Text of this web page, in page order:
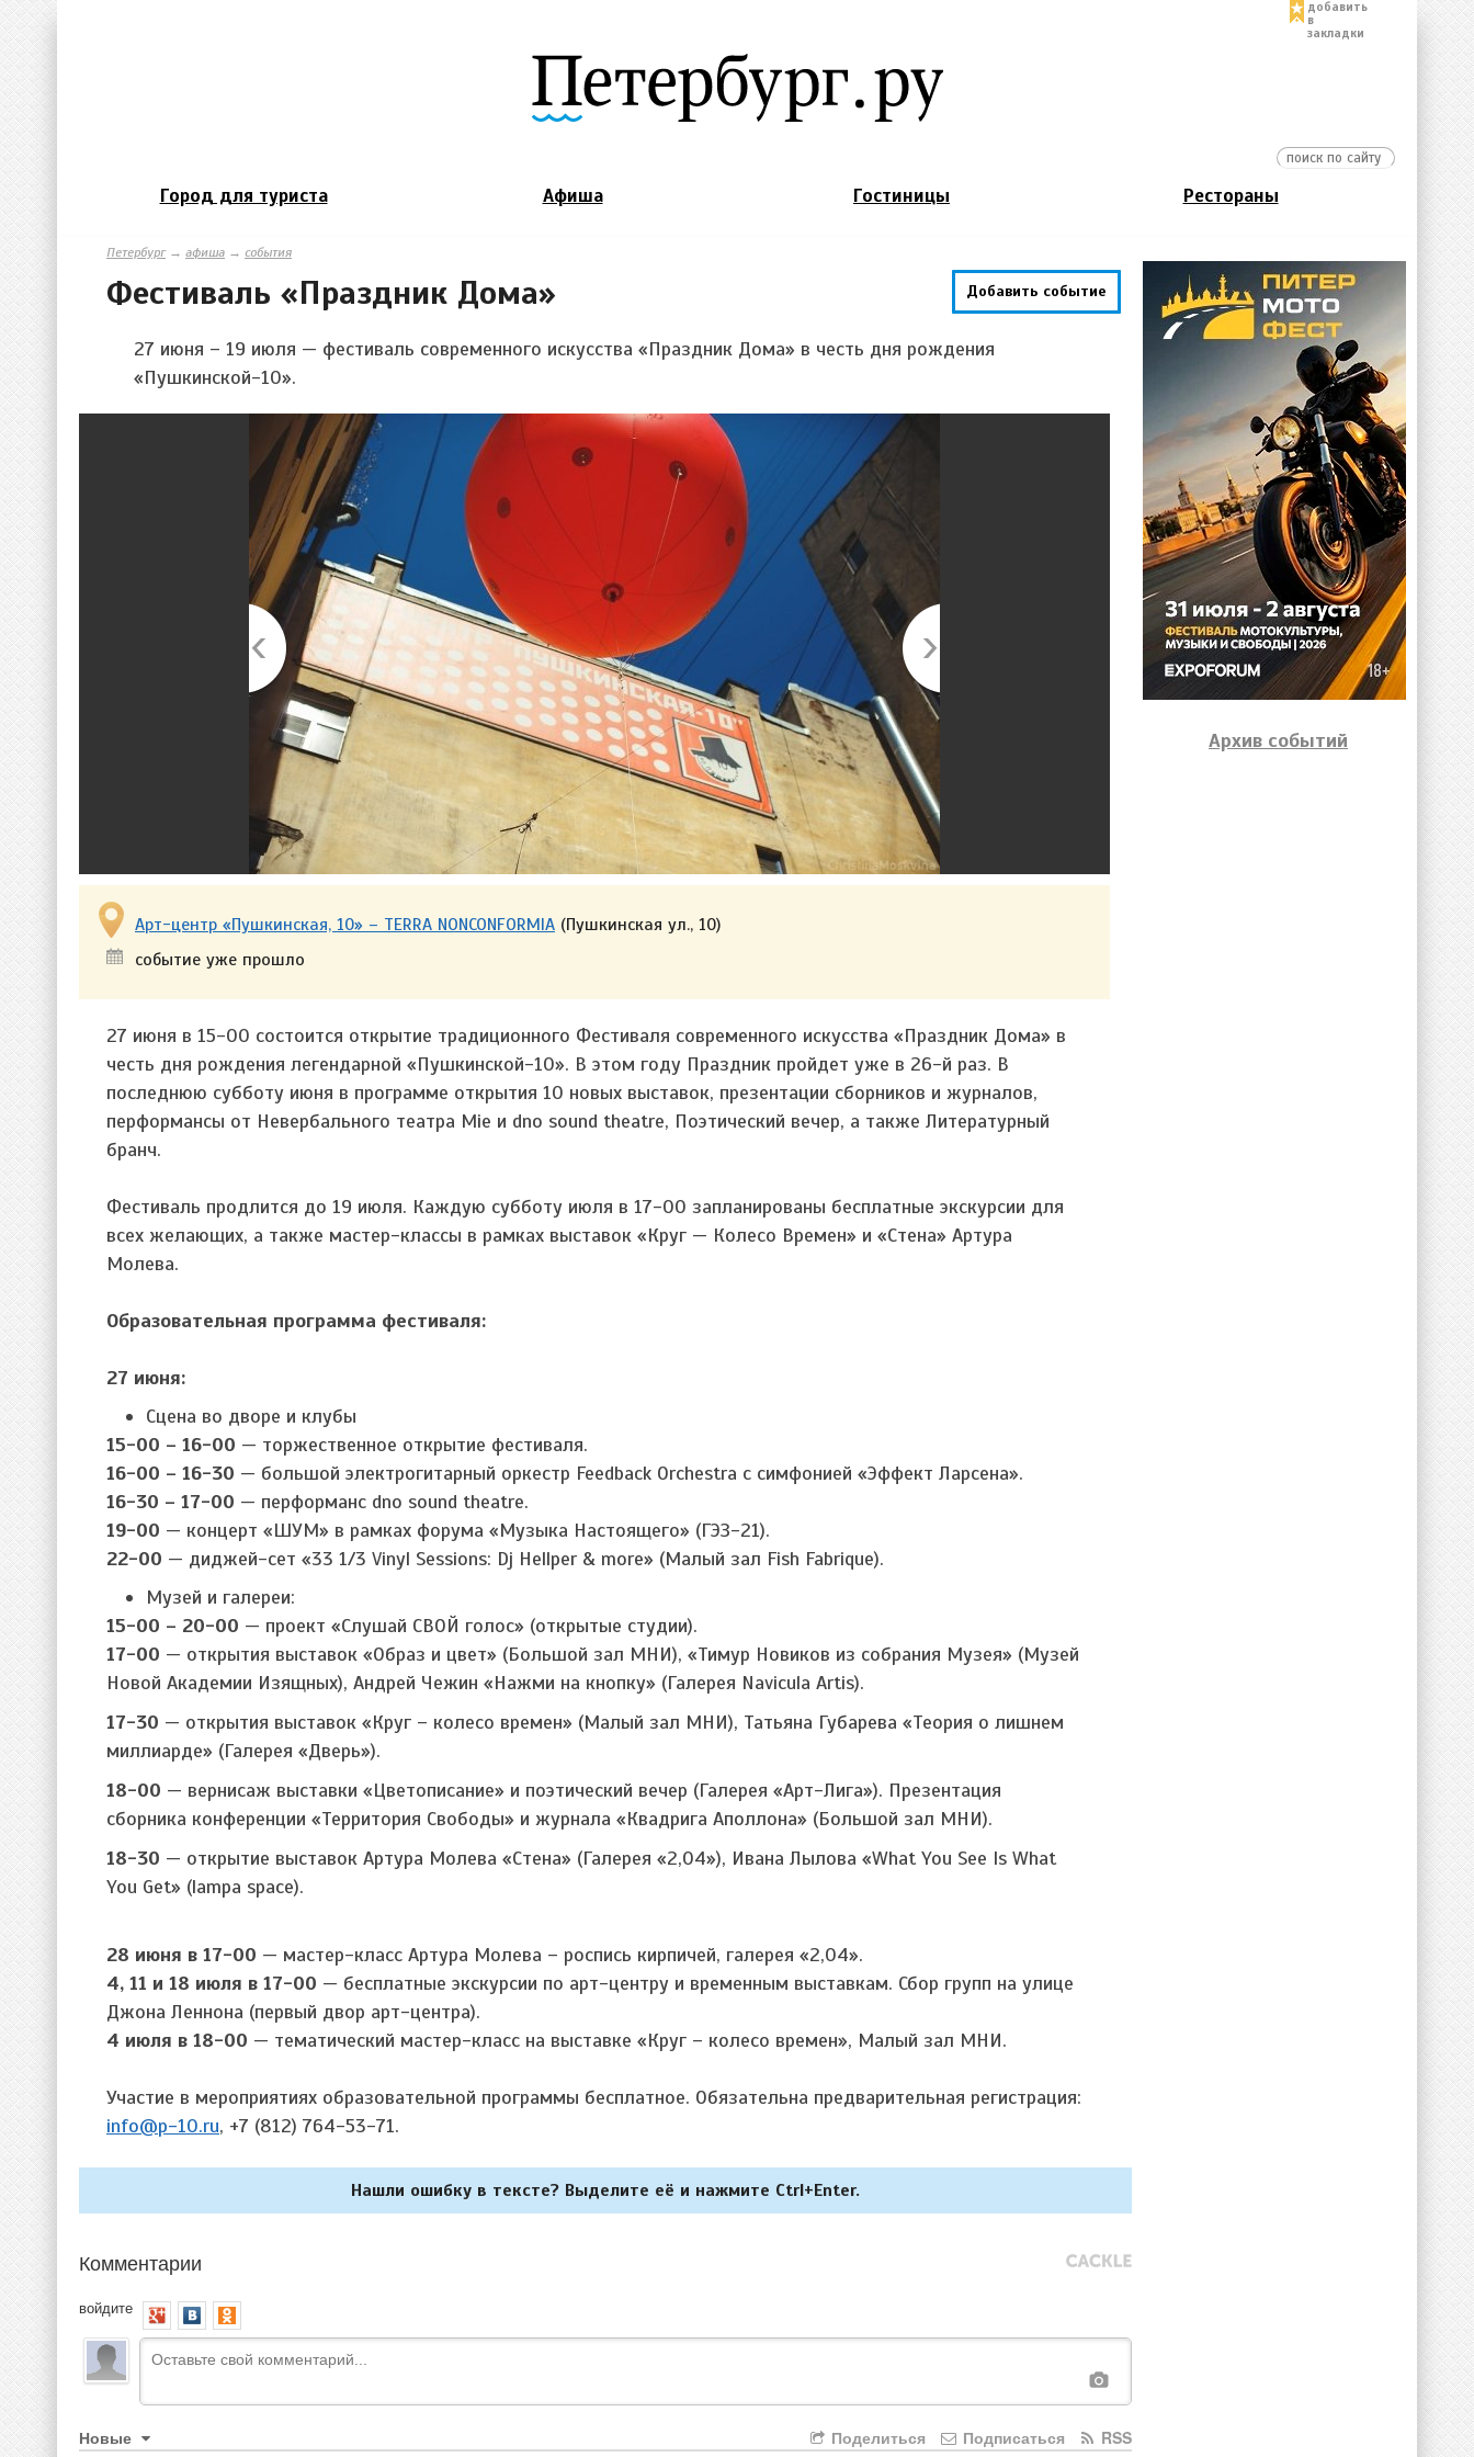
добавить
в
закладки
Город для туриста Афиша Гостиницы Рестораны
Петербург→ афиша → события
Добавить событие
Фестиваль «Праздник Дома»
27 июня – 19 июля — фестиваль современного искусства «Праздник Дома» в честь дня рождения
«Пушкинской-10».
Арт-центр «Пушкинская, 10» – TERRA NONCONFORMIA (Пушкинская ул., 10)
событие уже прошло
27 июня в 15-00 состоится открытие традиционного Фестиваля современного искусства «Праздник Дома» в
честь дня рождения легендарной «Пушкинской-10». В этом году Праздник пройдет уже в 26-й раз. В
последнюю субботу июня в программе открытия 10 новых выставок, презентации сборников и журналов,
перформансы от Невербального театра Mie и dno sound theatre, Поэтический вечер, а также Литературный
бранч.
Фестиваль продлится до 19 июля. Каждую субботу июля в 17-00 запланированы бесплатные экскурсии для
всех желающих, а также мастер-классы в рамках выставок «Круг — Колесо Времен» и «Стена» Артура
Молева.
Образовательная программа фестиваля:
27 июня:
Сцена во дворе и клубы
15-00 – 16-00 — торжественное открытие фестиваля.
16-00 – 16-30 — большой электрогитарный оркестр Feedback Orchestra с симфонией «Эффект Ларсена».
16-30 – 17-00 — перформанс dno sound theatre.
19-00 — концерт «ШУМ» в рамках форума «Музыка Настоящего» (ГЭЗ-21).
22-00 — диджей-сет «33 1/3 Vinyl Sessions: Dj Hellper & more» (Малый зал Fish Fabrique).
Музей и галереи:
15-00 – 20-00 — проект «Слушай СВОЙ голос» (открытые студии).
17-00 — открытия выставок «Образ и цвет» (Большой зал МНИ), «Тимур Новиков из собрания Музея» (Музей
Новой Академии Изящных), Андрей Чежин «Нажми на кнопку» (Галерея Navicula Artis).
17-30 — открытия выставок «Круг – колесо времен» (Малый зал МНИ), Татьяна Губарева «Теория о лишнем
миллиарде» (Галерея «Дверь»).
18-00 — вернисаж выставки «Цветописание» и поэтический вечер (Галерея «Арт-Лига»). Презентация
сборника конференции «Территория Свободы» и журнала «Квадрига Аполлона» (Большой зал МНИ).
18-30 — открытие выставок Артура Молева «Стена» (Галерея «2,04»), Ивана Лылова «What You See Is What
You Get» (lampa space).
28 июня в 17-00 — мастер-класс Артура Молева – роспись кирпичей, галерея «2,04».
4, 11 и 18 июля в 17-00 — бесплатные экскурсии по арт-центру и временным выставкам. Сбор групп на улице
Джона Леннона (первый двор арт-центра).
4 июля в 18-00 — тематический мастер-класс на выставке «Круг – колесо времен», Малый зал МНИ.
Участие в мероприятиях образовательной программы бесплатное. Обязательна предварительная регистрация:
info@p-10.ru, +7 (812) 764-53-71.
Нашли ошибку в тексте? Выделите её и нажмите Ctrl+Enter.
Комментарии
войдите
Новые RSS
Подписаться
Поделиться
Архив событий